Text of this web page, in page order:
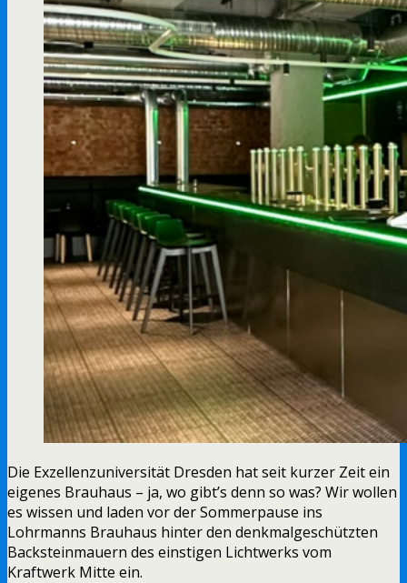
Die Exzellenzuniversität Dresden hat seit kurzer Zeit ein
eigenes Brauhaus – ja, wo gibt’s denn so was? Wir wollen
es wissen und laden vor der Sommerpause ins
Lohrmanns Brauhaus hinter den denkmalgeschützten
Backsteinmauern des einstigen Lichtwerks vom
Kraftwerk Mitte ein.